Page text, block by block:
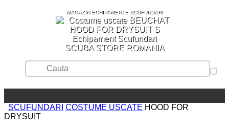
MAGAZIN ECHIPAMENTE SCUFUNDARI
SCUBA STORE ROMANIA
SCUFUNDARI COSTUME USCATE HOOD FOR
DRYSUIT